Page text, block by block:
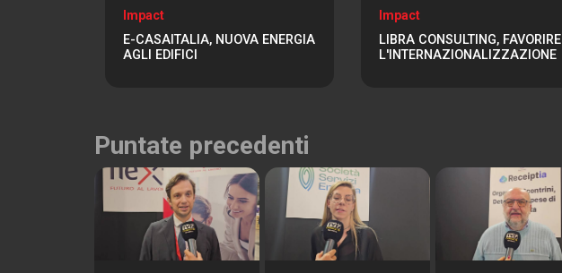
Impact
E-CASAITALIA, NUOVA ENERGIA
AGLI EDIFICI
Impact
LIBRA CONSULTING, FAVORIRE
L'INTERNAZIONALIZZAZIONE
Puntate precedenti